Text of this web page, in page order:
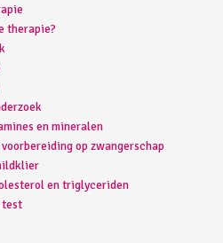
therapie?
en mineralen
op zwangerschap
en triglyceriden
test